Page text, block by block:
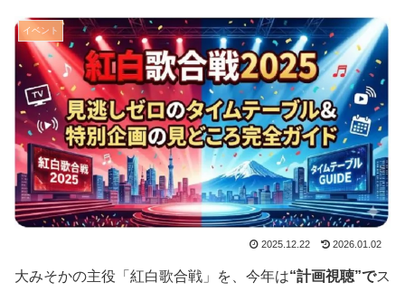
イベント
2025.12.22 2026.01.02
大みそかの主役「紅白歌合戦」を、今年は“計画視聴”でス